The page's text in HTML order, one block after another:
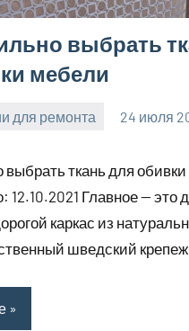
выбрать
мебели
для ремонта 24 июля
выбрать ткань для
12.10.2021 Главное — это
каркас из
шведский